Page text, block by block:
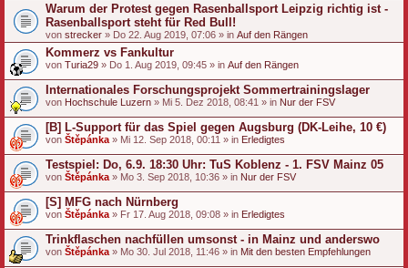
Warum der Protest gegen Rasenballsport Leipzig richtig ist -
Rasenballsport steht für Red Bull!
von strecker » Do 22. Aug 2019, 07:06 » in Auf den Rängen
Kommerz vs Fankultur
von Turia29 » Do 1. Aug 2019, 09:45 » in Auf den Rängen
Internationales Forschungsprojekt Sommertrainingslager
von Hochschule Luzern » Mi 5. Dez 2018, 08:41 » in Nur der FSV
[B] L-Support für das Spiel gegen Augsburg (DK-Leihe, 10 €)
von Štěpánka » Mi 12. Sep 2018, 00:11 » in Erledigtes
Testspiel: Do, 6.9. 18:30 Uhr: TuS Koblenz - 1. FSV Mainz 05
von Štěpánka » Mo 3. Sep 2018, 10:36 » in Nur der FSV
[S] MFG nach Nürnberg
von Štěpánka » Fr 17. Aug 2018, 09:08 » in Erledigtes
Trinkflaschen nachfüllen umsonst - in Mainz und anderswo
von Štěpánka » Mo 30. Jul 2018, 11:46 » in Mit den besten Empfehlungen